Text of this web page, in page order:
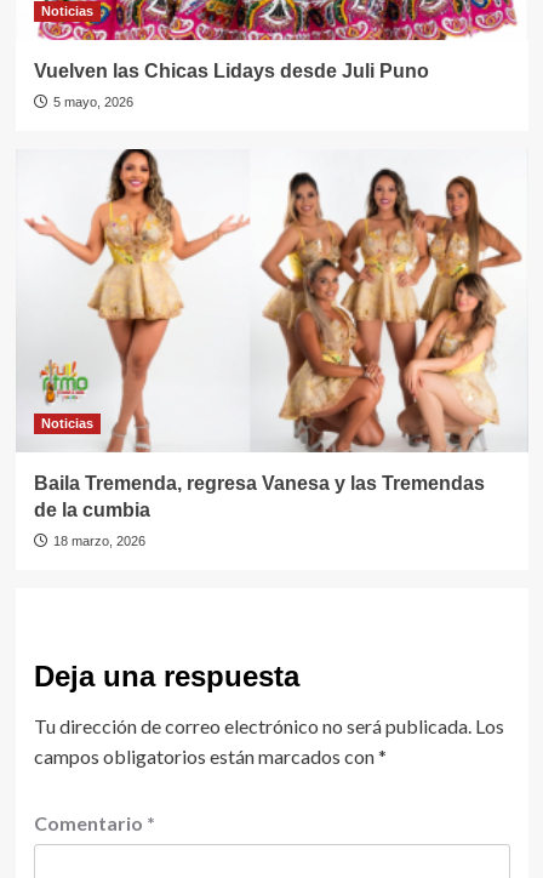
Noticias
Vuelven las Chicas Lidays desde Juli Puno
5 mayo, 2026
Noticias
Baila Tremenda, regresa Vanesa y las Tremendas
de la cumbia
18 marzo, 2026
Deja una respuesta
Tu dirección de correo electrónico no será publicada. Los
campos obligatorios están marcados con*
Comentario *